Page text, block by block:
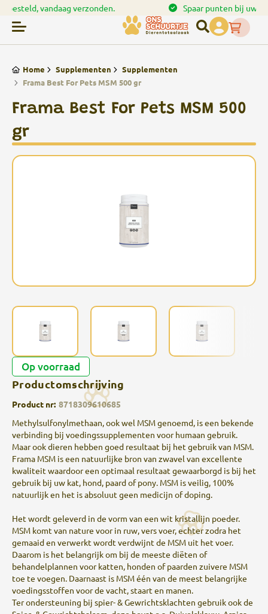
Spaar punten bij uw bestellingen
Home Supplementen
Supplementen
Frama Best For Pets MSM 500 gr
Frama Best For Pets MSM 500
gr
Op voorraad
Productomschrijving
Product nr: 8718309610685
Methylsulfonylmethaan, ook wel MSM genoemd, is een bekende
verbinding bij voedingssupplementen voor humaan gebruik.
Maar ook dieren hebben goed resultaat bij het gebruik van MSM.
Frama MSM is een natuurlijke bron van zwavel van excellente
kwaliteit waardoor een optimaal resultaat gewaarborgd is bij het
gebruik bij uw kat, hond, paard of pony. MSM is veilig, 100%
natuurlijk en het is absoluut geen medicijn of doping.
Het wordt geleverd in de vorm van een wit kristallijn poeder.
MSM komt van nature voor in ruw, vers voer, echter zodra het
gemaaid en verwerkt wordt verdwijnt de MSM uit het voer.
Daarom is het belangrijk om bij de meeste diëten of
behandelplannen voor katten, honden of paarden zuivere MSM
toe te voegen. Daarnaast is MSM één van de meest belangrijke
voedingsstoffen voor de vacht, staart en manen.
Ter ondersteuning bij spier- & Gewrichtsklachten gebruik ook de